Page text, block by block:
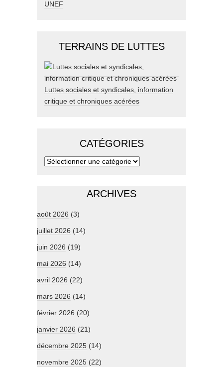
UNEF
TERRAINS DE LUTTES
Luttes sociales et syndicales, information
critique et chroniques acérées
CATÉGORIES
ARCHIVES
août 2026 (3)
juillet 2026 (14)
juin 2026 (19)
mai 2026 (14)
avril 2026 (22)
mars 2026 (14)
février 2026 (20)
janvier 2026 (21)
décembre 2025 (14)
novembre 2025 (22)